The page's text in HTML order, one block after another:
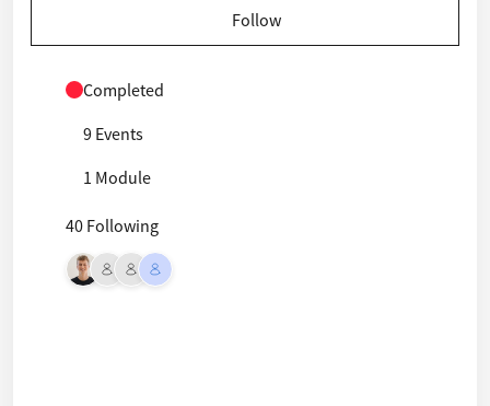
Follow
Completed
9 Events
1 Module
40 Following